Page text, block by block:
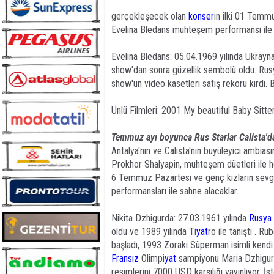
gerçekleşecek olan konserin ilki 01
Evelina Bledans muhteşem performansı
Evelina Bledans: 05.04.1969 yılında
show'dan sonra güzellik sembolü oldu.
show'un video kasetleri satış rekoru
Ünlü Filmleri: 2001 My beautiful Baby
Temmuz ayı boyunca Rus Starlar
Antalya'nın ve Calista'nın büyüleyici
Prokhor Shalyapin, muhteşem düetleri ile
6 Temmuz Pazartesi ve genç kızların
performansları ile sahne alacaklar.
Nikita Dzhigurda: 27.03.1961 yılında Rusya
oldu ve 1989 yılında Tiyatro ile tanıştı .
başladı, 1993 Zoraki Süperman isimli
Fransız Olimpiyat sampiyonu Maria